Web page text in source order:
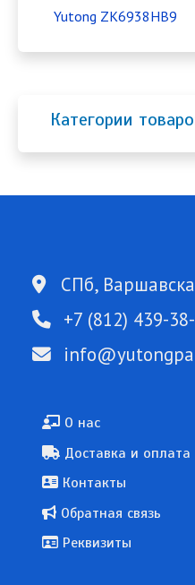
Yutong ZK6938HB9
Категории
СПб,
+7 (812) 439-
Подвал
О нас
Доставка и оплата
Контакты
Обратная связь
Реквизиты